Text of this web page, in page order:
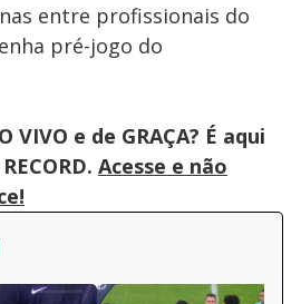
entre profissionais do
pré-jogo do
VIVO e de GRAÇA? É aqui
Acesse e não